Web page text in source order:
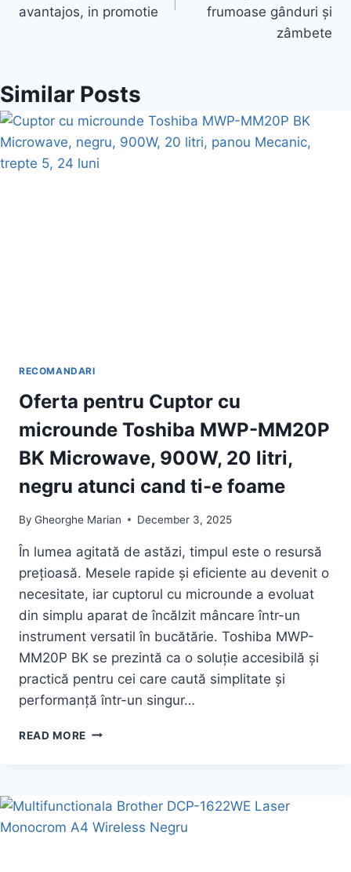
avantajos, in promotie
frumoase gânduri și
zâmbete
Similar Posts
RECOMANDARI
Oferta pentru Cuptor cu
microunde Toshiba MWP-MM20P
BK Microwave, 900W, 20 litri,
negru atunci cand ti-e foame
By Gheorghe Marian December 3, 2025
În lumea agitată de astăzi, timpul este o resursă
prețioasă. Mesele rapide și eficiente au devenit o
necesitate, iar cuptorul cu microunde a evoluat
din simplu aparat de încălzit mâncare într-un
instrument versatil în bucătărie. Toshiba MWP-
MM20P BK se prezintă ca o soluție accesibilă și
practică pentru cei care caută simplitate și
performanță într-un singur…
READ MORE OFERTA
TOSHIBA
MWP-